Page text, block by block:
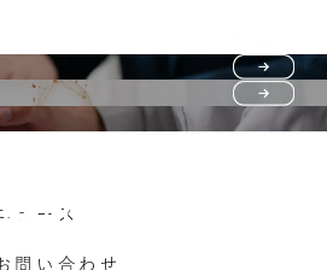
質問
ュース
問い合わせ